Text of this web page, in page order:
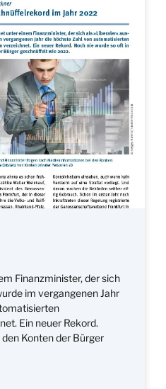
Finanzminister, der sich
im vergangenen Jahr
Ein neuer Rekord.
Konten der Bürger